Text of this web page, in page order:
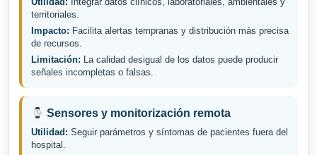
territoriales.
Impacto: Facilita alertas tempranas y distribución más precisa
de recursos.
Limitación: La calidad desigual de los datos puede producir
señales incompletas o falsas.
Sensores y monitorización remota
Utilidad: Seguir parámetros y síntomas de pacientes fuera del
hospital.